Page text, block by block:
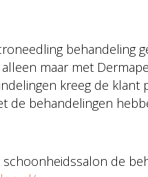
behandeling
maar met
kreeg de
de behandelingen
de